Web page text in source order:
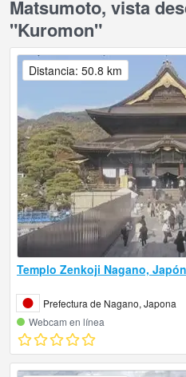
Matsumoto, vista
"Kuromon"
Templo Zenkoji Nagano, Japón
Prefectura de Nagano, Japona
Webcam en línea
Distancia: 50.8 km